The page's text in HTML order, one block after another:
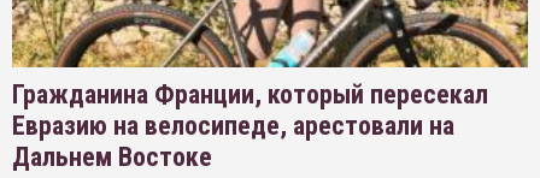
Гражданина Франции, который пересекал
Евразию на велосипеде, арестовали на
Дальнем Востоке